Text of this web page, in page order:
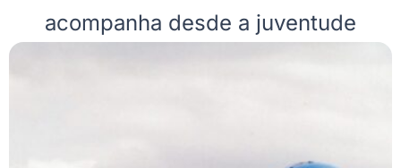
acompanha desde a juventude